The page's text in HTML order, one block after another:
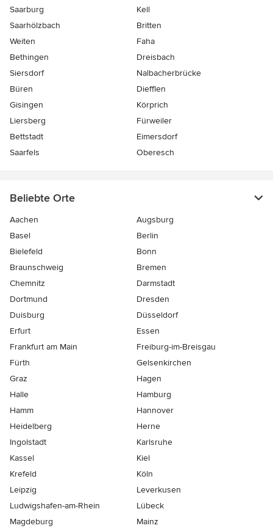
Saarburg
Kell
Saarhölzbach
Britten
Weiten
Faha
Bethingen
Dreisbach
Siersdorf
Nalbacherbrücke
Büren
Diefflen
Gisingen
Körprich
Liersberg
Fürweiler
Bettstadt
Eimersdorf
Saarfels
Oberesch
Beliebte Orte
Aachen
Augsburg
Basel
Berlin
Bielefeld
Bonn
Braunschweig
Bremen
Chemnitz
Darmstadt
Dortmund
Dresden
Duisburg
Düsseldorf
Erfurt
Essen
Frankfurt am Main
Freiburg-im-Breisgau
Fürth
Gelsenkirchen
Graz
Hagen
Halle
Hamburg
Hamm
Hannover
Heidelberg
Herne
Ingolstadt
Karlsruhe
Kassel
Kiel
Krefeld
Köln
Leipzig
Leverkusen
Ludwigshafen-am-Rhein
Lübeck
Magdeburg
Mainz